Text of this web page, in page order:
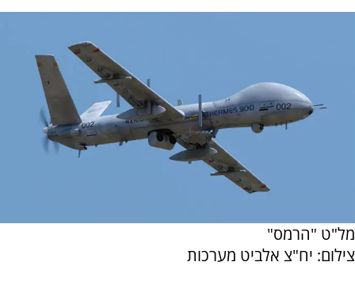
מל"ט "הרמס"
צילום: יח"צ אלביט מערכות